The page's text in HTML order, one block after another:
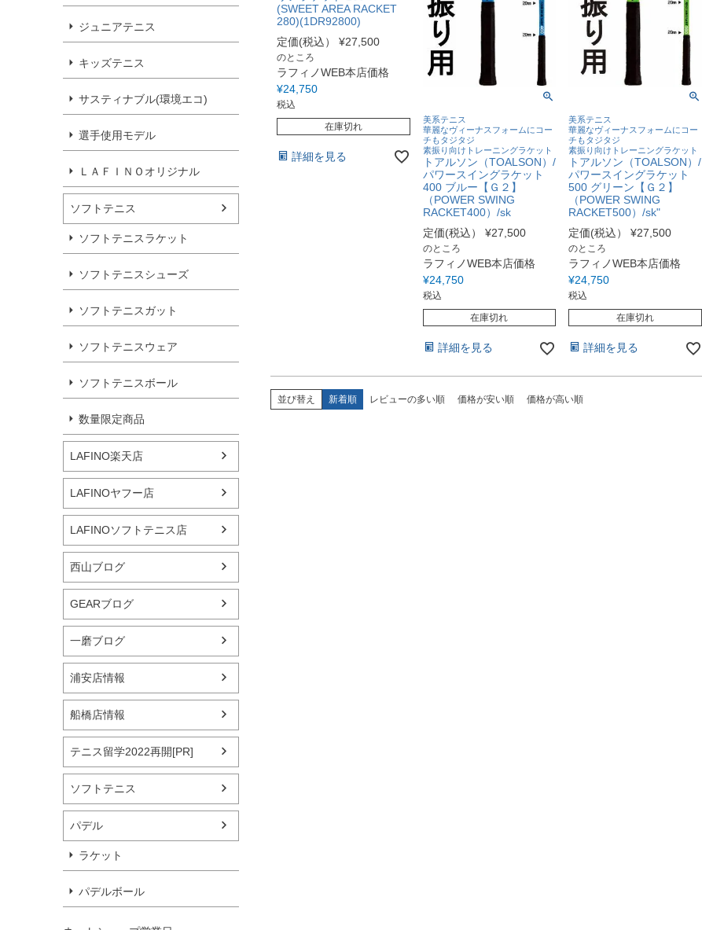
ジュニアテニス
キッズテニス
サスティナブル(環境エコ)
選手使用モデル
ＬＡＦＩＮＯオリジナル
ソフトテニス
ソフトテニスラケット
ソフトテニスシューズ
ソフトテニスガット
ソフトテニスウェア
ソフトテニスボール
数量限定商品
LAFINO楽天店
LAFINOヤフー店
LAFINOソフトテニス店
西山ブログ
GEARブログ
一磨ブログ
浦安店情報
船橋店情報
テニス留学2022再開[PR]
ソフトテニス
パデル
ラケット
パデルボール
(SWEET AREA RACKET
280)(1DR92800)
定価(税込）
¥27,500
のところ
ラフィノWEB本店価格
¥24,750
税込
在庫切れ
詳細を見る
美系テニス
華麗なヴィーナスフォームにコー
チもタジタジ
素振り向けトレーニングラケット
トアルソン（TOALSON）/
パワースイングラケット
400 ブルー【Ｇ２】
（POWER SWING
RACKET400）/sk
定価(税込）
¥27,500
のところ
ラフィノWEB本店価格
¥24,750
税込
在庫切れ
詳細を見る
美系テニス
華麗なヴィーナスフォームにコー
チもタジタジ
素振り向けトレーニングラケット
トアルソン（TOALSON）/
パワースイングラケット
500 グリーン【Ｇ２】
（POWER SWING
RACKET500）/sk"
定価(税込）
¥27,500
のところ
ラフィノWEB本店価格
¥24,750
税込
在庫切れ
詳細を見る
並び替え 新着順 レビューの多い順 価格が安い順 価格が高い順